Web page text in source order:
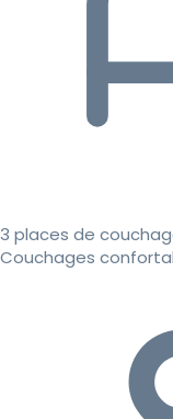
3 places de
Couchages